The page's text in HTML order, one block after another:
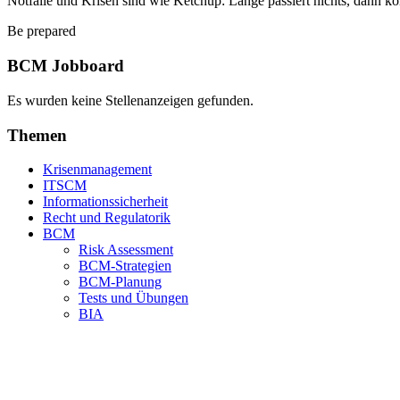
Be prepared
BCM Jobboard
Es wurden keine Stellenanzeigen gefunden.
Themen
Krisenmanagement
ITSCM
Informationssicherheit
Recht und Regulatorik
BCM
Risk Assessment
BCM-Strategien
BCM-Planung
Tests und Übungen
BIA